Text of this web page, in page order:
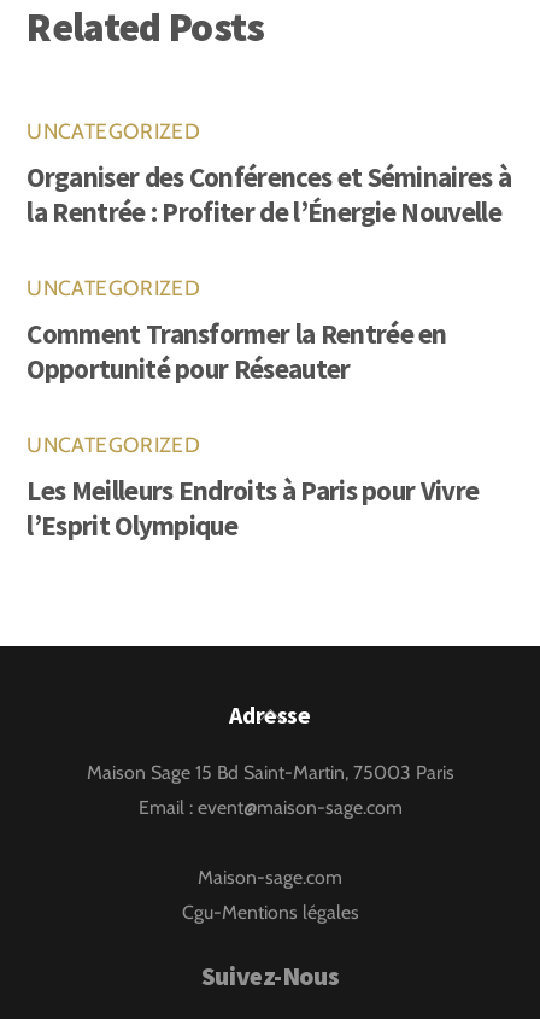
Related Posts
UNCATEGORIZED
Organiser des Conférences et Séminaires à
la Rentrée : Profiter de l’Énergie Nouvelle
UNCATEGORIZED
Comment Transformer la Rentrée en
Opportunité pour Réseauter
UNCATEGORIZED
Les Meilleurs Endroits à Paris pour Vivre
l’Esprit Olympique
Back
Top
Adresse
Maison Sage 15 Bd Saint-Martin, 75003 Paris
Email : event@maison-sage.com
Maison-sage.com
Cgu-Mentions légales
Suivez-Nous